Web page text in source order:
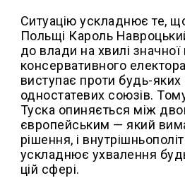
Ситуацію ускладнює те,
Польщі Кароль
до влади на хвилі значної
консервативного
виступає проти будь-
одностатевих союзів.
Туска опиняється між
європейським — який
рішення, і
ускладнює ухвалення
цій сфері.